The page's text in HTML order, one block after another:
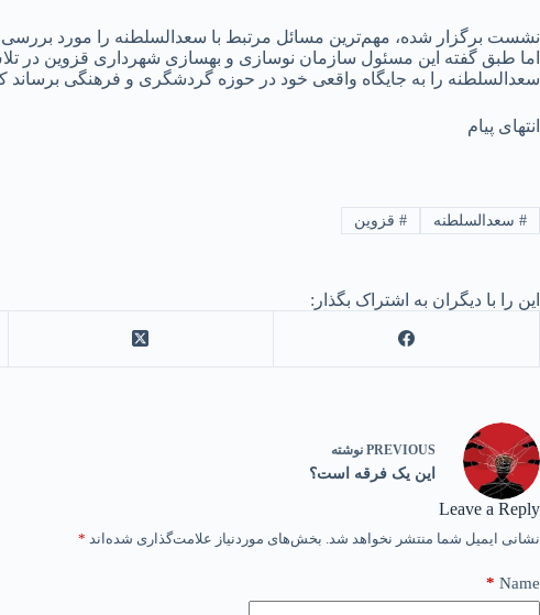
نشست برگزار شده، مهم‌ترین مسائل مرتبط با سعدالسلطنه را مورد بررسی
اما طبق گفته این مسئول سازمان نوسازی و بهسازی شهرداری قزوین در
سعدالسلطنه را به جایگاه واقعی خود در حوزه گردشگری و فرهنگی برساند
انتهای پیام
#سعدالسلطنه #قزوین
این را با دیگران به اشتراک بگذار:
PREVIOUS نوشته
این یک فرقه است؟
Leave a Reply
نشانی ایمیل شما منتشر نخواهد شد. بخش‌های موردنیاز علامت‌گذاری شده‌اند *
Name
*